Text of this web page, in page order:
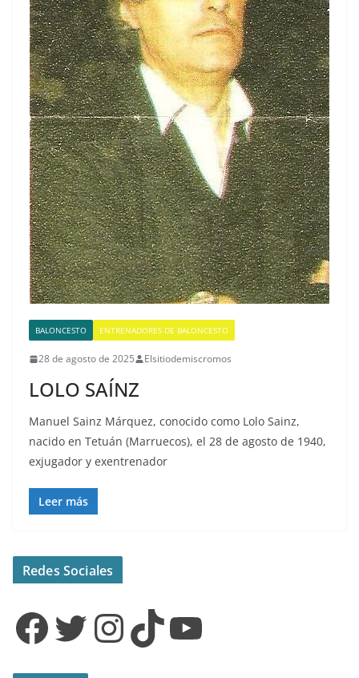
BALONCESTO ENTRENADORES DE BALONCESTO
28 de agosto de 2025 Elsitiodemiscromos
LOLO SAÍNZ
Manuel Sainz Márquez, conocido como Lolo Sainz,
nacido en Tetuán (Marruecos), el 28 de agosto de 1940,
exjugador y exentrenador
Leer más
Redes Sociales
Facebook Twitter InstagramTikTok YouTube